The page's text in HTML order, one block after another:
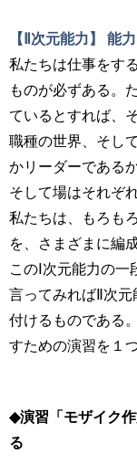
【Ⅱ次元能力】 能
私たちは仕事をす
ものが必ずある。
ているとすれば、
職種の世界、そし
かリーダーである
そして場はそれぞ
私たちは、もろも
を、さまざまに編
このⅠ次元能力の一
言ってみればⅡ次
付けるものである
すための演習を１
◆演習「モザイク
る